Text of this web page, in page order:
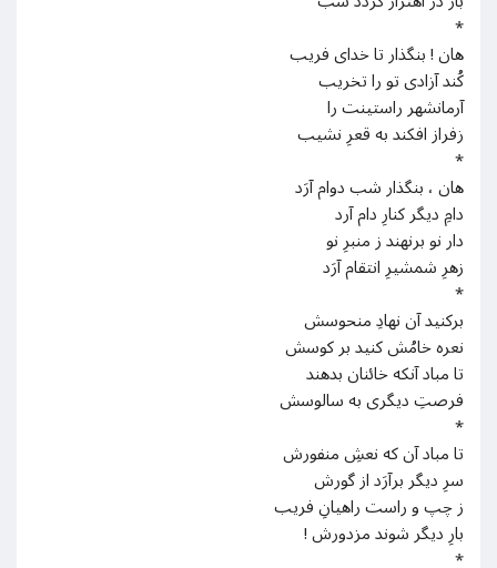
*
هان ! بنگذار تا خدای فریب
کُند آزادی تو را تخریب
آرمانشهر راستینت را
زفراز افکند به قعرِ نشیب
*
هان ، بنگذار شب دوام آرَد
دامِ دیگر کنارِ دام آرد
دار نو برنهند ز منبرِ نو
زهرِ شمشیرِ انتقام آرَد
*
برکنید آن نهادِ منحوسش
نعره خامُش کنید بر کوسش
تا مباد آنکه خائنان بدهند
فرصتِ دیگری به سالوسش
*
تا مباد آن که نعشِ منفورش
سرِ دیگر برآرَد از گورش
ز چپ و راست راهیانِ فریب
بارِ دیگر شوند مزدورش !
*